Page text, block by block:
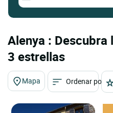
Alenya :
3 estrellas
Mapa Ordenar por